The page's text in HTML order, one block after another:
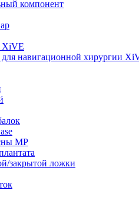
компонент
XiVE
навигационной хирургии
MP
закрытой ложки